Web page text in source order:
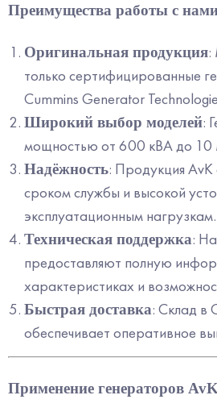
Преимущества работы с
Оригинальная продукция:
только сертифицированные
Cummins Generator
Широкий выбор моделей:
мощностью от 600 кВА до
Надёжность: Продукция AvK
сроком службы и высокой
эксплуатационным нагрузкам.
Техническая поддержка:
предоставляют полную
характеристиках и
Быстрая доставка: Склад в
обеспечивает оперативное
Применение генераторов